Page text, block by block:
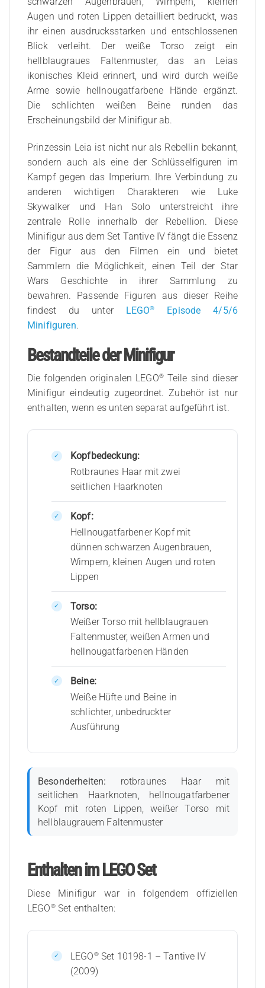
Augen und roten Lippen detailliert bedruckt, was
ihr einen ausdrucksstarken und entschlossenen
Blick verleiht. Der weiße Torso zeigt ein
hellblaugraues Faltenmuster, das an Leias
ikonisches Kleid erinnert, und wird durch weiße
Arme sowie hellnougatfarbene Hände ergänzt.
Die schlichten weißen Beine runden das
Erscheinungsbild der Minifigur ab.
Prinzessin Leia ist nicht nur als Rebellin bekannt,
sondern auch als eine der Schlüsselfiguren im
Kampf gegen das Imperium. Ihre Verbindung zu
anderen wichtigen Charakteren wie Luke
Skywalker und Han Solo unterstreicht ihre
zentrale Rolle innerhalb der Rebellion. Diese
Minifigur aus dem Set Tantive IV fängt die Essenz
der Figur aus den Filmen ein und bietet
Sammlern die Möglichkeit, einen Teil der Star
Wars Geschichte in ihrer Sammlung zu
bewahren. Passende Figuren aus dieser Reihe
findest du unter LEGO®
Episode 4/5/6
Minifiguren.
Bestandteile der Minifigur
Die folgenden originalen LEGO®Teile sind dieser
Minifigur eindeutig zugeordnet. Zubehör ist nur
enthalten, wenn es unten separat aufgeführt ist.
Kopfbedeckung:
Rotbraunes Haar mit zwei
seitlichen Haarknoten
Kopf:
Hellnougatfarbener Kopf mit
dünnen schwarzen Augenbrauen,
Wimpern, kleinen Augen und roten
Lippen
Torso:
Weißer Torso mit hellblaugrauen
Faltenmuster, weißen Armen und
hellnougatfarbenen Händen
Beine:
Weiße Hüfte und Beine in
schlichter, unbedruckter
Ausführung
Besonderheiten: rotbraunes Haar mit
seitlichen Haarknoten, hellnougatfarbener
Kopf mit roten Lippen, weißer Torso mit
hellblaugrauem Faltenmuster
Enthalten im LEGO Set
Diese Minifigur war in folgendem offiziellen
LEGO®Set enthalten:
LEGO®Set 10198-1 – Tantive IV
(2009)